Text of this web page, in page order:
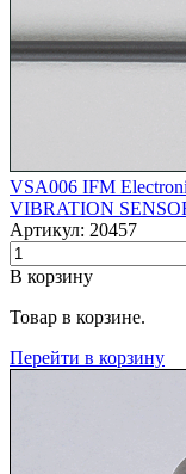
VSA006 IFM
VIBRATION
Артикул: 20457
В корзину
Товар в корзине.
Перейти в корзину